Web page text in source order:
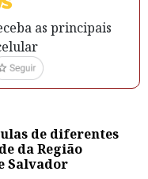
as principais
de diferentes
da Região
Salvador